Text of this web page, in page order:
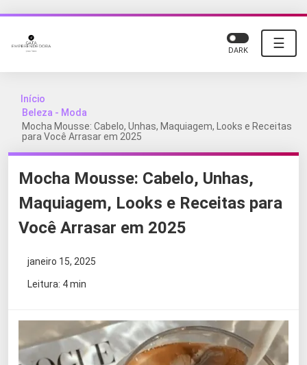
☰
DARK
Início
Beleza - Moda
Mocha Mousse: Cabelo, Unhas, Maquiagem, Looks e Receitas
para Você Arrasar em 2025
Mocha Mousse: Cabelo, Unhas,
Maquiagem, Looks e Receitas para
Você Arrasar em 2025
janeiro 15, 2025
Leitura: 4 min